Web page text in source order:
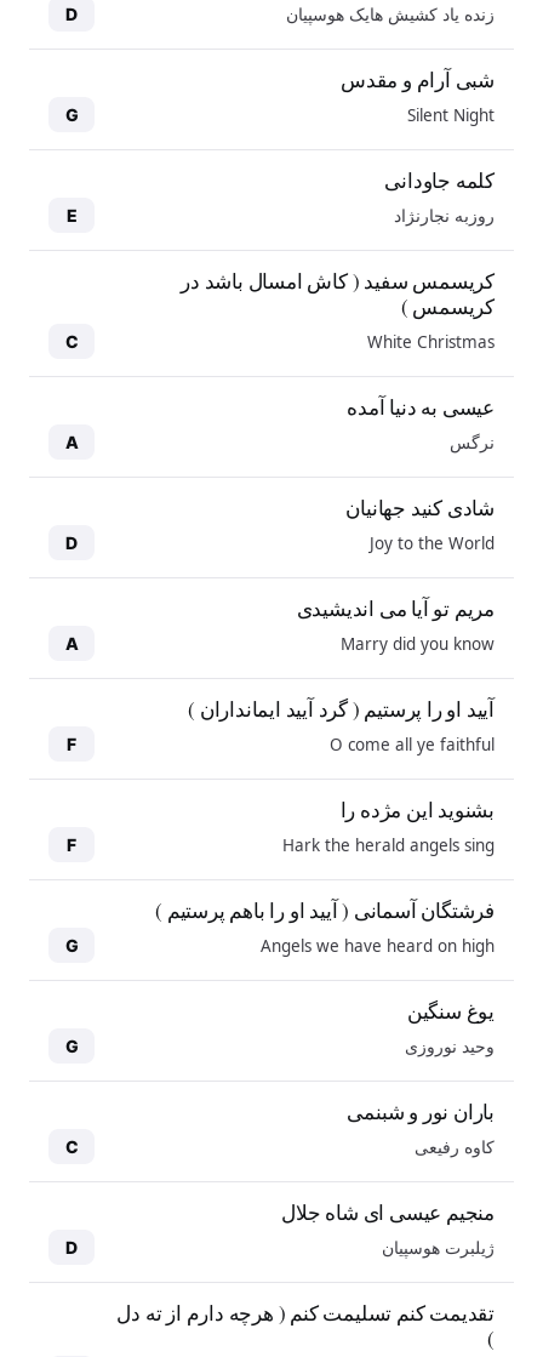
زنده یاد کشیش هایک هوسپیان D
شبی آرام و مقدس
Silent Night
G
کلمه جاودانی
روزبه نجارنژاد E
کریسمس سفید ( کاش امسال باشد در
کریسمس )
White Christmas
C
عیسی به دنیا آمده
نرگس A
شادی کنید جهانیان
Joy to the World
D
مریم تو آیا می اندیشیدی
Marry did you know
A
آیید او را پرستیم ( گرد آیید ایمانداران )
O come all ye faithful
F
بشنوید این مژده را
Hark the herald angels sing
F
فرشتگان آسمانی ( آیید او را باهم پرستیم )
Angels we have heard on high
G
یوغ سنگین
وحید نوروزی G
باران نور و شبنمی
کاوه رفیعی C
منجیم عیسی ای شاه جلال
ژیلبرت هوسپیان D
تقدیمت کنم تسلیمت کنم ( هرچه دارم از ته دل
)